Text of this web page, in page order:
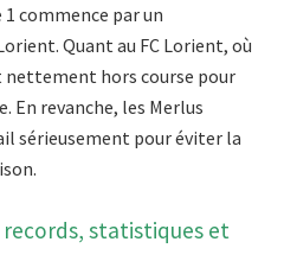
1 commence par un
Quant au FC Lorient, où
nettement hors course pour
En revanche, les Merlus
sérieusement pour éviter la
records, statistiques et